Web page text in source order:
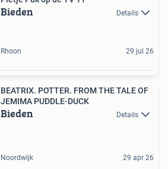
Bieden Details
Rhoon 29 jul 26
BEATRIX. POTTER. FROM THE TALE OF
JEMIMA PUDDLE-DUCK
Bieden Details
Noordwijk 29 apr 26